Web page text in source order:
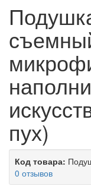
пух)
Код товара:
0 отзывов